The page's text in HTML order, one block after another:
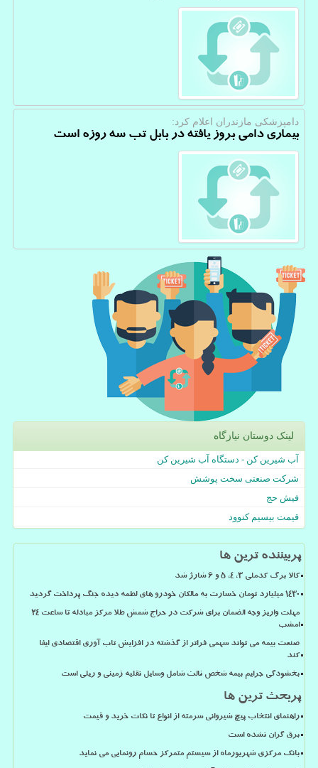
دامپزشكی مازندران اعلام كرد:
بیماری دامی بروز یافته در بابل تب سه روزه است
لینک دوستان نیازگاه
آب شیرین کن - دستگاه آب شیرین کن
شرکت صنعتی سخت پوشش
فیش حج
قیمت بیسیم کنوود
پربیننده ترین ها
کالا برگ کدملی 3، 4، 5 و 6 شارژ شد
۱۴۳۰ میلیارد تومان خسارت به مالکان خودرو های لطمه دیده جنگ پرداخت گردید
مهلت واریز وجه الضمان برای شرکت در حراج شمش طلا مرکز مبادله تا ساعت ۲۴
امشب
صنعت بیمه می تواند سهمی فراتر از گذشته در افزایش تاب آوری اقتصادی ایفا
کند
بخشودگی جرایم بیمه شخص ثالث شامل وسایل نقلیه زمینی و ریلی است
پربحث ترین ها
راهنمای انتخاب پیچ شیروانی سرمته از انواع تا نکات خرید و قیمت
برق گران نشده است
بانک مرکزی شهریورماه از سیستم متمرکز حسام رونمایی می نماید